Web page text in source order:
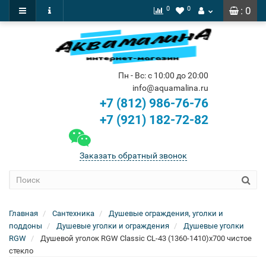
: 0
0 0
Пн - Вс: с 10:00 до 20:00
info@aquamalina.ru
+7 (812) 986-76-76
+7 (921) 182-72-82
Заказать обратный звонок
Главная Сантехника
Душевые ограждения, уголки и
поддоны
Душевые уголки и ограждения
Душевые уголки
RGW
Душевой уголок RGW Classic CL-43 (1360-1410)x700 чистое
стекло